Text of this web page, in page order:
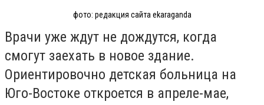
фото: редакция сайта ekaraganda
Врачи уже ждут не дождутся, когда
смогут заехать в новое здание.
Ориентировочно детская больница на
Юго-Востоке откроется в апреле-мае,